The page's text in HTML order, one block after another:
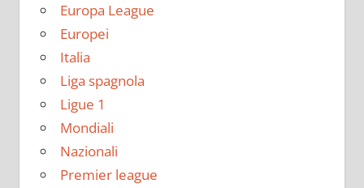
Europa League
Europei
Italia
Liga spagnola
Ligue 1
Mondiali
Nazionali
Premier league